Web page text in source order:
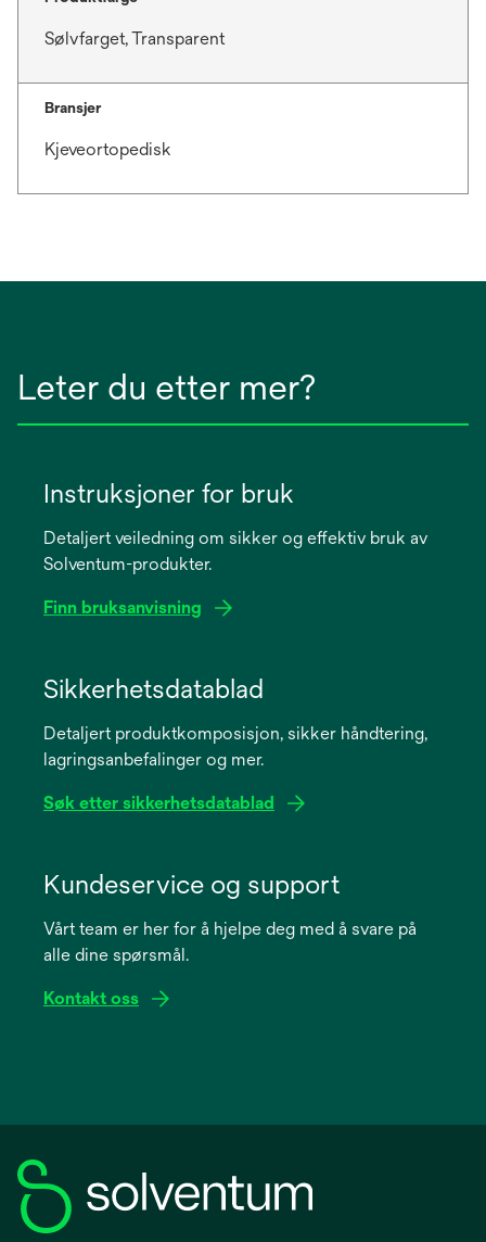
Sølvfarget, Transparent
Bransjer
Kjeveortopedisk
Leter du etter mer?
Instruksjoner for bruk
Detaljert veiledning om sikker og effektiv bruk av
Solventum-produkter.
Finn bruksanvisning
new
Sikkerhetsdatablad
Detaljert produktkomposisjon, sikker håndtering,
lagringsanbefalinger og mer.
Søk etter sikkerhetsdatablad
new
Kundeservice og support
Vårt team er her for å hjelpe deg med å svare på
alle dine spørsmål.
Kontakt oss